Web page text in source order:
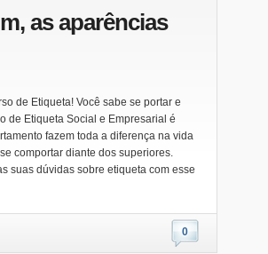
as aparências
de Etiqueta! Você sabe se portar e
de Etiqueta Social e Empresarial é
fazem toda a diferença na vida
comportar diante dos superiores.
suas dúvidas sobre etiqueta com esse
0